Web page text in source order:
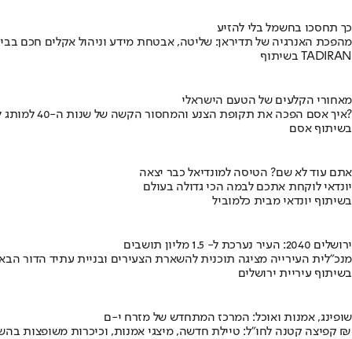
כך תחסכו בחשמל בלי להזיע
מהפכת האנרגיה של תדיראן: שליטה, אבטחת מידע וניהול אקלים חכם
בשיתוף TADIRAN
מאחורי הקלעים של הטעם הישראלי
איך אסם הפכה את תקופת הצנע והמחסור הקשה של שנות ה-40 למותג לאומי?
בשיתוף אסם
אתם עוד לא שם? הטיסה למונדיאל כבר יצאה
יונדאי לוקחת אתכם לבמה הכי גדולה בעולם
בשיתוף יונדאי מבית כלמוביל
ירושלים 2040: העיר נערכת ל- 1.5 מליון תושבים
מנכ"לית העירייה מציגה תוכנית להשארת הצעירים ובניית עתיד הדור
בשיתוף עיריית ירושלים
שופינג, אמנות ואוכל: המרכז המתחדש של מזרח י-ם
קפיצה קטנה לחו"ל: טיילת חדשה, מיצגי אמנות, וכיכרות משופצות בהשקעה של 100 מיליון ₪